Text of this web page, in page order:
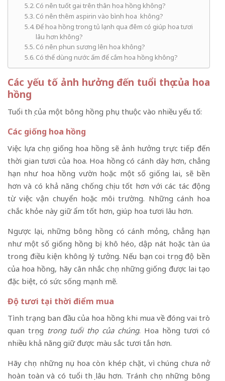
Có nên tuốt gai trên thân hoa hồng không?
Có nên thêm aspirin vào bình hoa không?
Để hoa hồng trong tủ lạnh qua đêm có giúp hoa tươi
lâu hơn không?
Có nên phun sương lên hoa không?
Có thể dùng nước ấm để cắm hoa hồng không?
Các yếu tố ảnh hưởng đến tuổi thọ của hoa
hồng
Tuổi thọ của một bông hồng phụ thuộc vào nhiều yếu tố:
Các giống hoa hồng
Việc lựa chọn giống hoa hồng sẽ ảnh hưởng trực tiếp đến
thời gian tươi của hoa. Hoa hồng có cánh dày hơn, chẳng
hạn như hoa hồng vườn hoặc một số giống lai, sẽ bền
hơn và có khả năng chống chịu tốt hơn với các tác động
từ việc vận chuyển hoặc môi trường. Những cánh hoa
chắc khỏe này giữ ẩm tốt hơn, giúp hoa tươi lâu hơn.
Ngược lại, những bông hồng có cánh mỏng, chẳng hạn
như một số giống hồng bị khô héo, dập nát hoặc tàn úa
trong điều kiện không lý tưởng. Nếu bạn coi trọng độ bền
của hoa hồng, hãy cân nhắc chọn những giống được lai tạo
đặc biệt, có sức sống mạnh mẽ.
Độ tươi tại thời điểm mua
Tình trạng ban đầu của hoa hồng khi mua về đóng vai trò
quan trọng trong tuổi thọ của chúng. Hoa hồng tươi có
nhiều khả năng giữ được màu sắc tươi tắn hơn.
Hãy chọn những nụ hoa còn khép chặt, vì chúng chưa nở
hoàn toàn và có tuổi thọ lâu hơn. Tránh chọn những bông